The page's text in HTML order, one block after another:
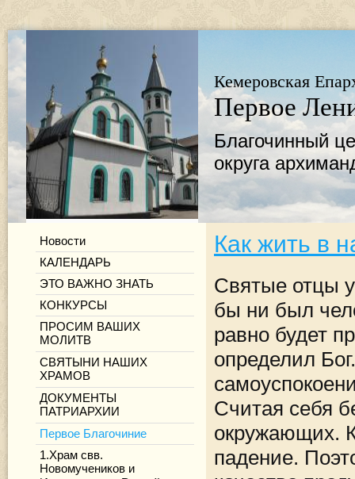
Кемеровская
Первое
Благочинный
округа
Новости
КАЛЕНДАРЬ
ЭТО ВАЖНО ЗНАТЬ
КОНКУРСЫ
ПРОСИМ ВАШИХ
МОЛИТВ
СВЯТЫНИ НАШИХ
ХРАМОВ
ДОКУМЕНТЫ
ПАТРИАРХИИ
Первое Благочиние
1.Храм свв.
Новомучеников и
Как жить в
Святые отцы
бы ни был
равно будет
определил
Считая себя
окружающих.
падение.